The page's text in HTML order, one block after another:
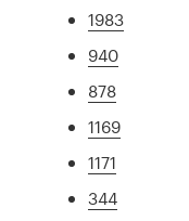
1983
940
878
1169
1171
344